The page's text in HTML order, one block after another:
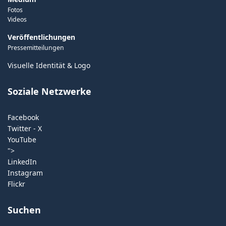
Fotos
Videos
Veröffentlichungen
Pressemitteilungen
Visuelle Identität & Logo
Soziale Netzwerke
Facebook
Twitter - X
YouTube
">
LinkedIn
Instagram
Flickr
Suchen